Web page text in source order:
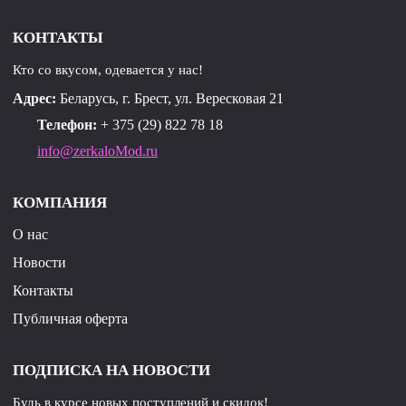
КОНТАКТЫ
Кто со вкусом, одевается у нас!
Адрес: Беларусь, г. Брест, ул. Вересковая 21
Телефон: + 375 (29) 822 78 18
info@zerkaloMod.ru
КОМПАНИЯ
О нас
Новости
Контакты
Публичная оферта
ПОДПИСКА НА НОВОСТИ
Будь в курсе новых поступлений и скидок!